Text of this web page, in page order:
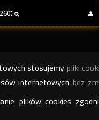
stosujemy pliki
internetowych bez
plików cookies